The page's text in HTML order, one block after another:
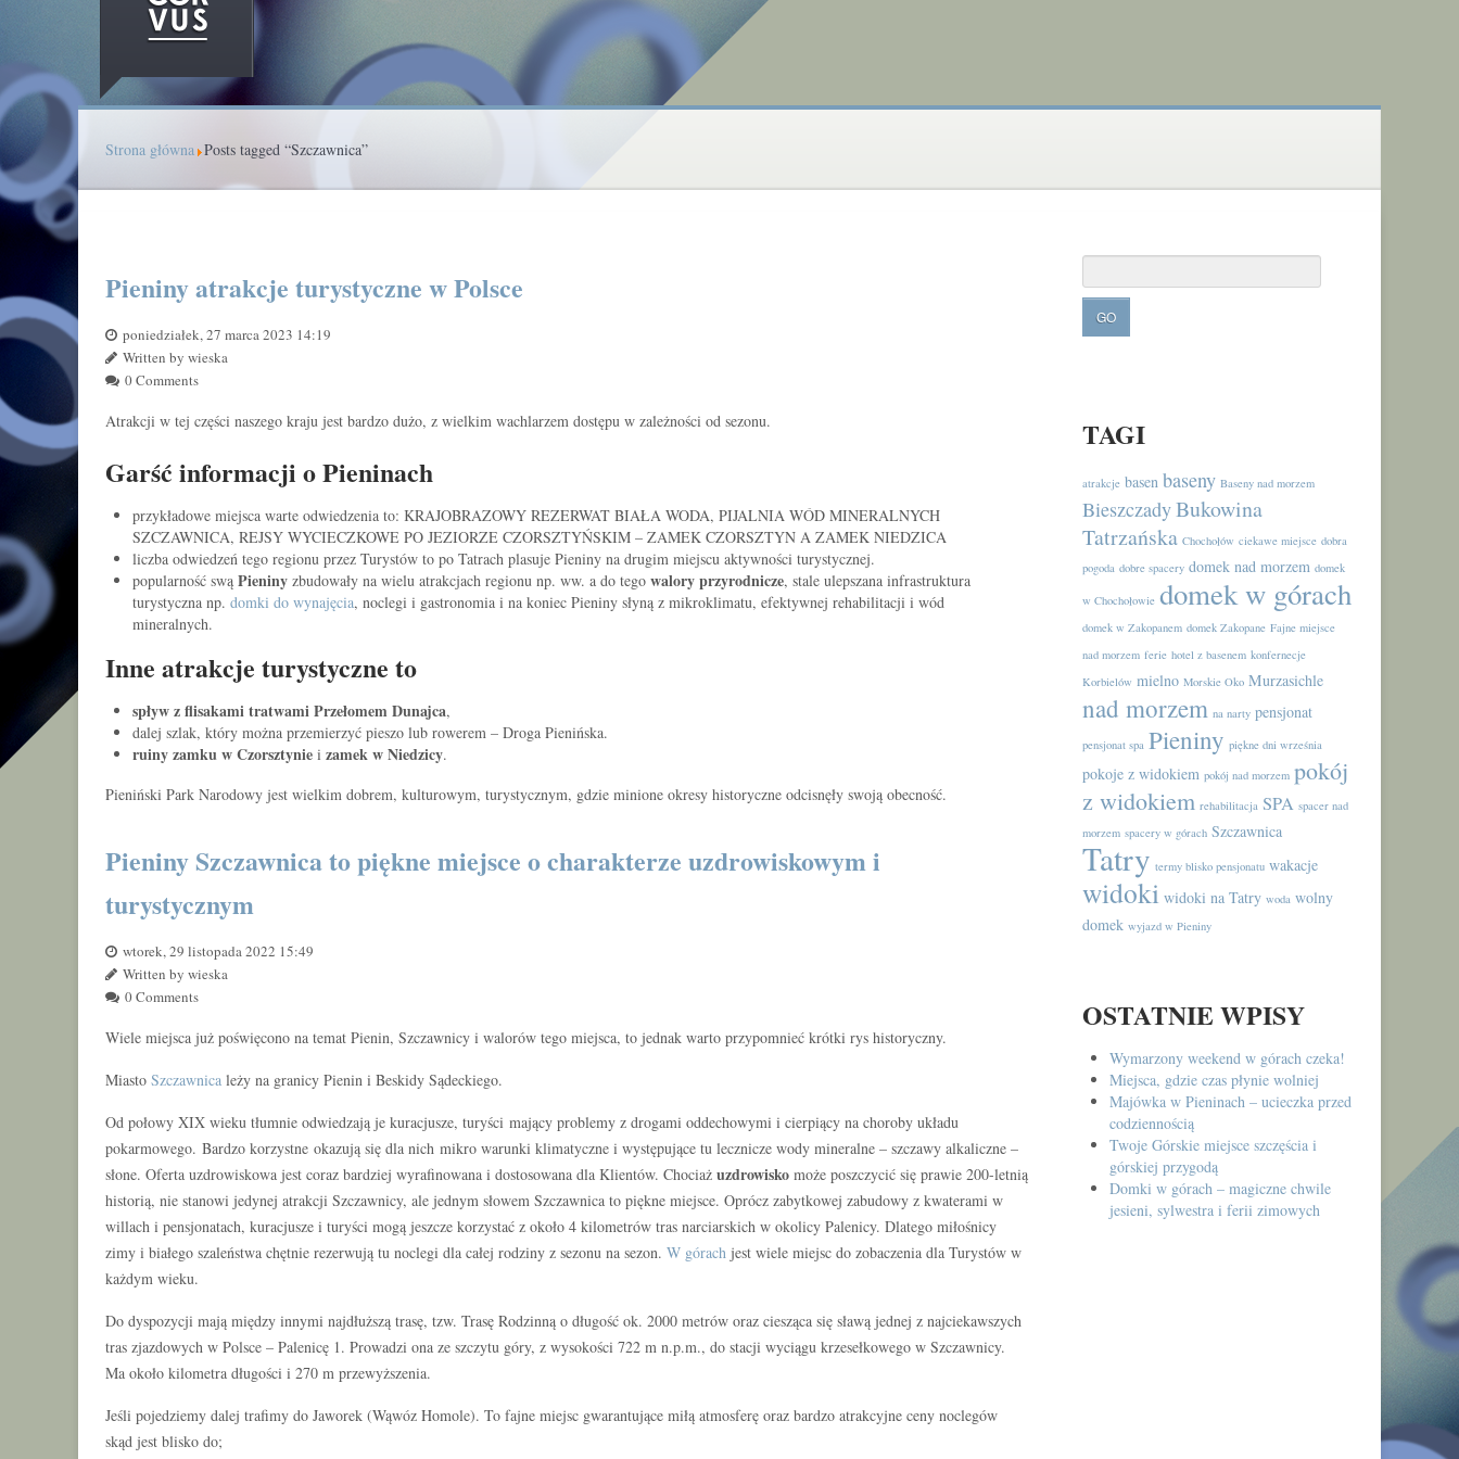
Strona główna Posts tagged “Szczawnica”
Pieniny atrakcje turystyczne w Polsce
poniedziałek, 27 marca 2023 14:19
Written by wieska
0 Comments
Atrakcji w tej części naszego kraju jest bardzo dużo, z wielkim wachlarzem dostępu w zależności od sezonu.
Garść informacji o Pieninach
przykładowe miejsca warte odwiedzenia to: KRAJOBRAZOWY REZERWAT BIAŁA WODA, PIJALNIA WÓD MINERALNYCH
SZCZAWNICA, REJSY WYCIECZKOWE PO JEZIORZE CZORSZTYŃSKIM – ZAMEK CZORSZTYN A ZAMEK NIEDZICA
liczba odwiedzeń tego regionu przez Turystów to po Tatrach plasuje Pieniny na drugim miejscu aktywności turystycznej.
popularność swą Pieniny zbudowały na wielu atrakcjach regionu np. ww. a do tego walory przyrodnicze, stale ulepszana infrastruktura
turystyczna np. domki do wynajęcia, noclegi i gastronomia i na koniec Pieniny słyną z mikroklimatu, efektywnej rehabilitacji i wód
mineralnych.
Inne atrakcje turystyczne to
spływ z flisakami tratwami Przełomem Dunajca,
dalej szlak, który można przemierzyć pieszo lub rowerem – Droga Pienińska.
ruiny zamku w Czorsztynie i zamek w Niedzicy.
Pieniński Park Narodowy jest wielkim dobrem, kulturowym, turystycznym, gdzie minione okresy historyczne odcisnęły swoją obecność.
Pieniny Szczawnica to piękne miejsce o charakterze uzdrowiskowym i
turystycznym
wtorek, 29 listopada 2022 15:49
Written by wieska
0 Comments
Wiele miejsca już poświęcono na temat Pienin, Szczawnicy i walorów tego miejsca, to jednak warto przypomnieć krótki rys historyczny.
Miasto Szczawnica leży na granicy Pienin i Beskidy Sądeckiego.
Od połowy XIX wieku tłumnie odwiedzają je kuracjusze, turyści mający problemy z drogami oddechowymi i cierpiący na choroby układu
pokarmowego. Bardzo korzystne okazują się dla nich mikro warunki klimatyczne i występujące tu lecznicze wody mineralne – szczawy alkaliczne –
słone. Oferta uzdrowiskowa jest coraz bardziej wyrafinowana i dostosowana dla Klientów. Chociaż uzdrowisko może poszczycić się prawie 200-letnią
historią, nie stanowi jedynej atrakcji Szczawnicy, ale jednym słowem Szczawnica to piękne miejsce. Oprócz zabytkowej zabudowy z kwaterami w
willach i pensjonatach, kuracjusze i turyści mogą jeszcze korzystać z około 4 kilometrów tras narciarskich w okolicy Palenicy. Dlatego miłośnicy
zimy i białego szaleństwa chętnie rezerwują tu noclegi dla całej rodziny z sezonu na sezon. W górach jest wiele miejsc do zobaczenia dla Turystów w
każdym wieku.
Do dyspozycji mają między innymi najdłuższą trasę, tzw. Trasę Rodzinną o długość ok. 2000 metrów oraz ciesząca się sławą jednej z najciekawszych
tras zjazdowych w Polsce – Palenicę 1. Prowadzi ona ze szczytu góry, z wysokości 722 m n.p.m., do stacji wyciągu krzesełkowego w Szczawnicy.
Ma około kilometra długości i 270 m przewyższenia.
Jeśli pojedziemy dalej trafimy do Jaworek (Wąwóz Homole). To fajne miejsc gwarantujące miłą atmosferę oraz bardzo atrakcyjne ceny noclegów
skąd jest blisko do;
TAGI
atrakcje basen baseny Baseny nad morzem
BieszczadyBukowina
Tatrzańska Chochołów ciekawe miejsce dobra
pogoda dobre spacery domek nad morzem domek
w Chochołowie domek w górach
domek w Zakopanem domek Zakopane Fajne miejsce
nad morzem ferie hotel z basenem konfernecje
Korbielów mielno Morskie Oko Murzasichle
nad morzem na narty pensjonat
pensjonat spa Pieniny piękne dni września
pokoje z widokiem pokój nad morzem pokój
z widokiem rehabilitacja SPA spacer nad
morzem spacery w górach Szczawnica
Tatry termy blisko pensjonatu wakacje
widoki widoki na Tatry woda wolny
domek wyjazd w Pieniny
OSTATNIE WPISY
Wymarzony weekend w górach czeka!
Miejsca, gdzie czas płynie wolniej
Majówka w Pieninach – ucieczka przed
codziennością
Twoje Górskie miejsce szczęścia i
górskiej przygodą
Domki w górach – magiczne chwile
jesieni, sylwestra i ferii zimowych